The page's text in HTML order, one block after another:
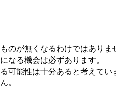
のが無くなるわけではありま
なる機会は必ずあります。
可能性は十分あると考えてい
。